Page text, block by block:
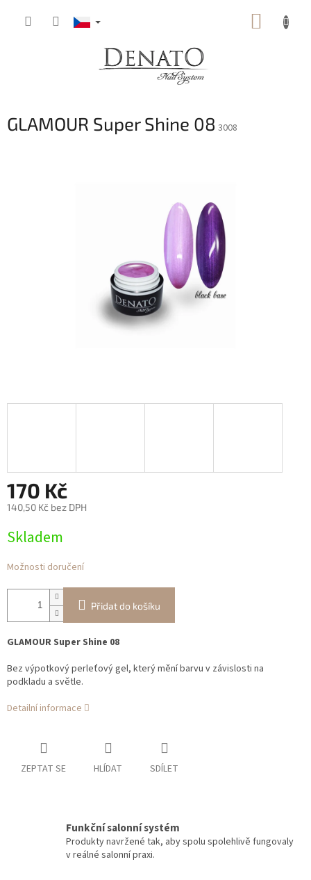
GLAMOUR Super Shine 08 3008
170 Kč
140,50 Kč bez DPH
cena:
Skladem
Možnosti doručení
Přidat do košíku
GLAMOUR Super Shine 08
Bez výpotkový perleťový gel, který mění barvu v závislosti na
podkladu a světle.
Detailní informace
ZEPTAT SE HLÍDAT SDÍLET
Funkční salonní systém
Produkty navržené tak, aby spolu spolehlivě fungovaly
v reálné salonní praxi.